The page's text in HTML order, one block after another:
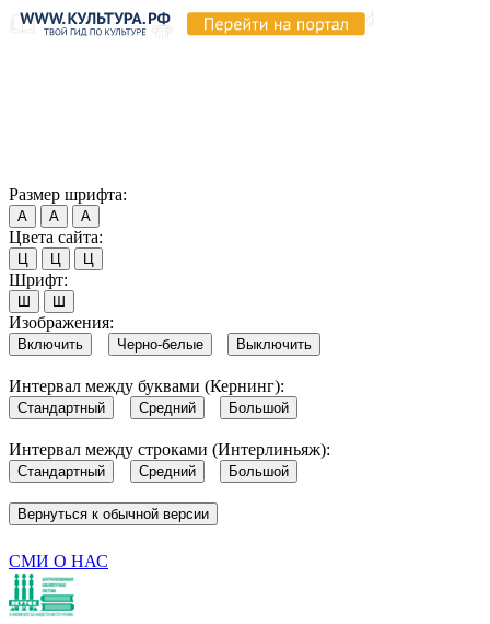
Размер шрифта:
А А А
Цвета сайта:
Ц Ц Ц
Шрифт:
Ш Ш
Изображения:
Включить Черно-белые Выключить
Интервал между буквами (Кернинг):
Стандартный Средний Большой
Интервал между строками (Интерлиньяж):
Стандартный Средний Большой
Вернуться к обычной версии
СМИ О НАС